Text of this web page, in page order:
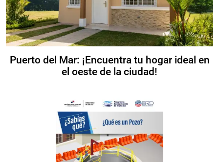
Puerto del Mar: ¡Encuentra tu hogar ideal en
el oeste de la ciudad!